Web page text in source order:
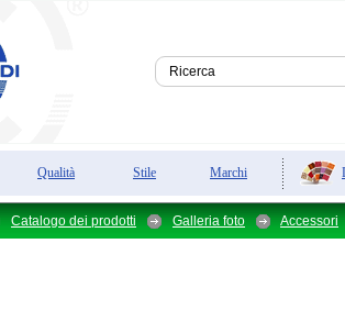
Qualità Stile Marchi
Catalogo dei prodotti Galleria foto Accessori